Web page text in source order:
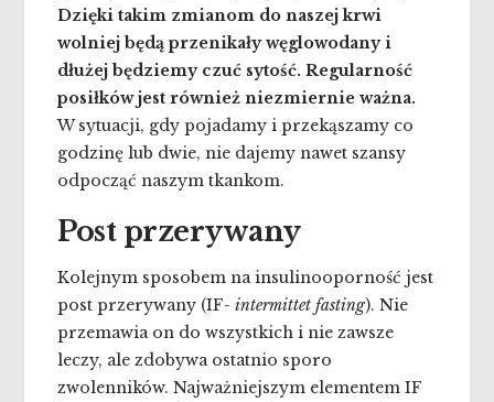
Dzięki takim zmianom do naszej krwi
wolniej będą przenikały węglowodany i
dłużej będziemy czuć sytość. Regularność
posiłków jest również niezmiernie ważna.
W sytuacji, gdy pojadamy i przekąszamy co
godzinę lub dwie, nie dajemy nawet szansy
odpocząć naszym tkankom.
Post przerywany
Kolejnym sposobem na insulinooporność jest
post przerywany (IF- intermittet fasting). Nie
przemawia on do wszystkich i nie zawsze
leczy, ale zdobywa ostatnio sporo
zwolenników. Najważniejszym elementem IF